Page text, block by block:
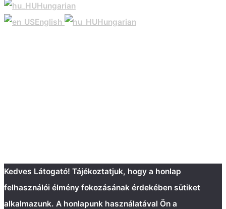
Hungarian
English
Hungarian
Kedves Látogató! Tájékoztatjuk, hogy a honlap
felhasználói élmény fokozásának érdekében sütiket
alkalmazunk. A honlapunk használatával Ön a